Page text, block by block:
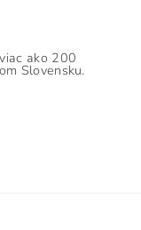
ako 200
Slovensku.